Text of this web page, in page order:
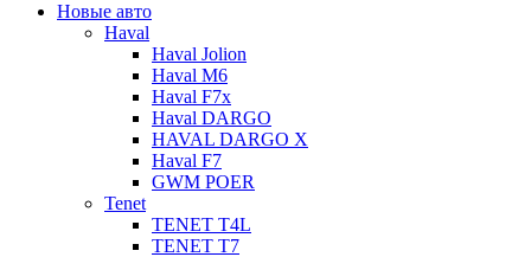
Новые авто
Haval
Haval Jolion
Haval M6
Haval F7x
Haval DARGO
HAVAL DARGO Х
Haval F7
GWM POER
Tenet
TENET T4L
TENET T7